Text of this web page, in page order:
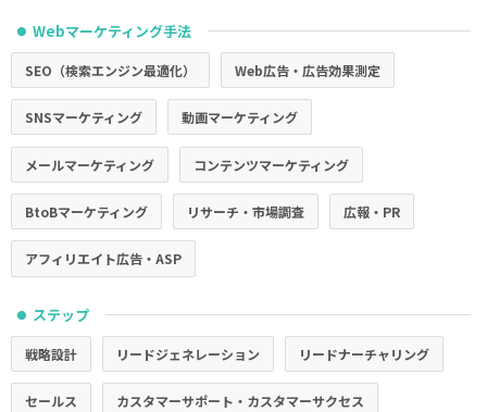
● Webマーケティング手法
SEO（検索エンジン最適化） Web広告・広告効果測定
SNSマーケティング 動画マーケティング
メールマーケティング コンテンツマーケティング
BtoBマーケティング リサーチ・市場調査 広報・PR
アフィリエイト広告・ASP
● ステップ
戦略設計 リードジェネレーション リードナーチャリング
セールス カスタマーサポート・カスタマーサクセス